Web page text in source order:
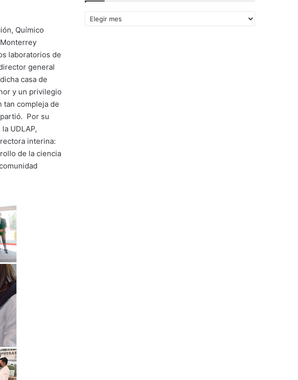
Químico
laboratorios de
general
casa de
y un privilegio
tan compleja de
Por su
UDLAP,
interina:
de la ciencia
Archivos